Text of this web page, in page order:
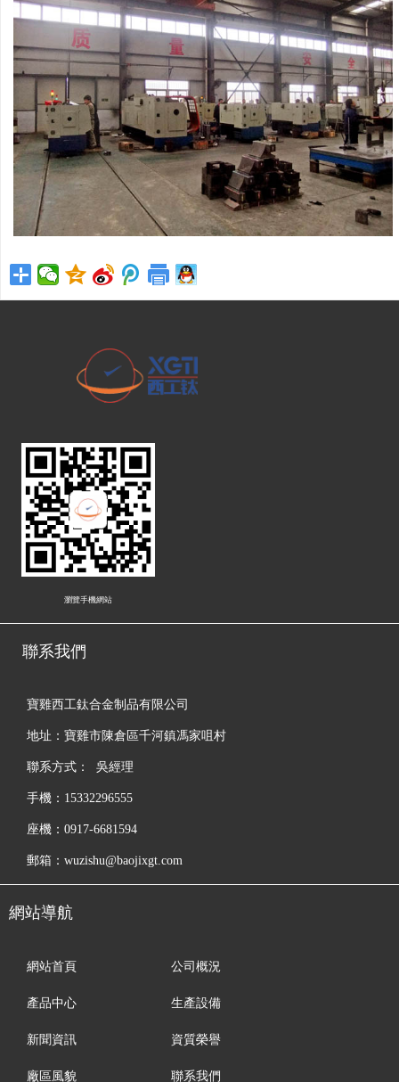
瀏覽手機網站
聯系我們
寶雞西工鈦合金制品有限公司
地址：寶雞市陳倉區千河鎮馮家咀村
聯系方式： 吳經理
手機：15332296555
座機：0917-6681594
郵箱：wuzishu@baojixgt.com
網站導航
網站首頁 公司概況
產品中心 生產設備
新聞資訊 資質榮譽
廠區風貌 聯系我們